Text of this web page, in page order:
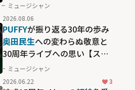
ミュージシャン
2026.08.06
PUFFYが振り返る30年の歩み
奥田民生への変わらぬ敬意と
30周年ライブへの思い【スカ
パー！30周年】
ミュージシャン
2026.06.22
3